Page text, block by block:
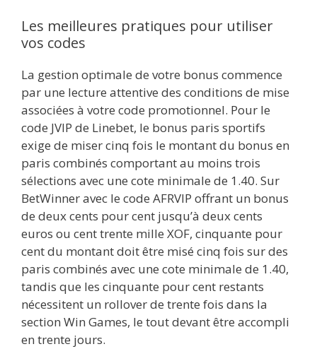
Les meilleures pratiques pour utiliser
vos codes
La gestion optimale de votre bonus commence
par une lecture attentive des conditions de mise
associées à votre code promotionnel. Pour le
code JVIP de Linebet, le bonus paris sportifs
exige de miser cinq fois le montant du bonus en
paris combinés comportant au moins trois
sélections avec une cote minimale de 1.40. Sur
BetWinner avec le code AFRVIP offrant un bonus
de deux cents pour cent jusqu’à deux cents
euros ou cent trente mille XOF, cinquante pour
cent du montant doit être misé cinq fois sur des
paris combinés avec une cote minimale de 1.40,
tandis que les cinquante pour cent restants
nécessitent un rollover de trente fois dans la
section Win Games, le tout devant être accompli
en trente jours.